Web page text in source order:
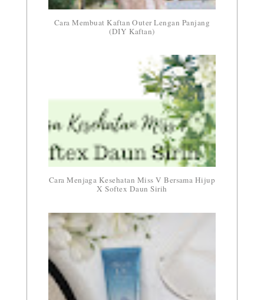
Cara Membuat Kaftan Outer Lengan Panjang
(DIY Kaftan)
Cara Menjaga Kesehatan Miss V Bersama Hijup
X Softex Daun Sirih